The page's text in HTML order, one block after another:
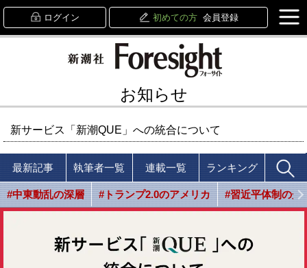
ログイン 初めての方 会員登録
お知らせ
新サービス「新潮QUE」への統合について
最新記事 執筆者一覧 連載一覧 ランキング
#中東動乱の深層 #トランプ2.0のアメリカ #習近平体制の光